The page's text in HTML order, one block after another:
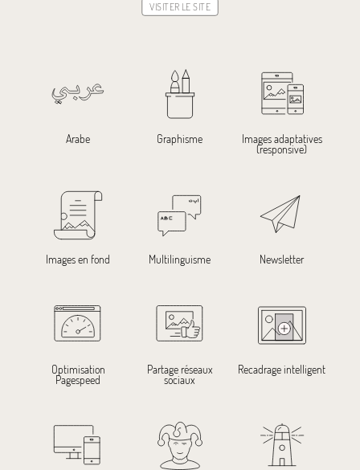
VISITER LE SITE
Arabe Graphisme Images adaptatives
(responsive)
Images en fond Multilinguisme Newsletter
Optimisation
Pagespeed
Partage réseaux
sociaux
Recadrage intelligent